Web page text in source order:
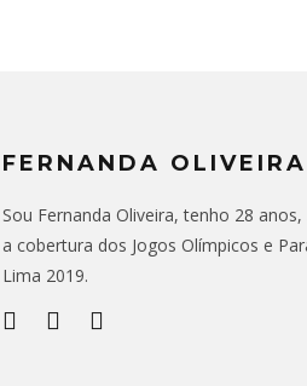
FERNANDA OLIVEIRA
Sou Fernanda Oliveira, tenho 28
a cobertura dos Jogos Olímpicos e
Lima 2019.